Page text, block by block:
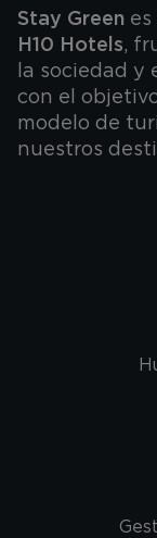
Stay Green es
H10 Hotels,
la sociedad y
con el
modelo de
nuestros